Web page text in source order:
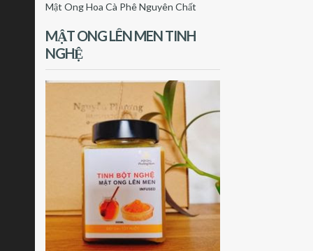
Mật Ong Hoa Cà Phê Nguyên Chất
MẬT ONG LÊN MEN TINH
NGHỆ